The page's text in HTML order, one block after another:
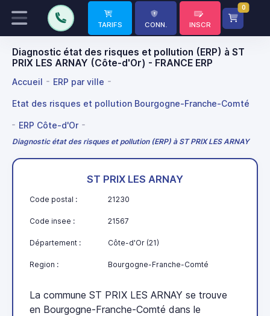
TARIFS CONN. INSCR
0
Diagnostic état des risques et pollution (ERP) à ST
PRIX LES ARNAY (Côte-d'Or) - FRANCE ERP
Accueil ERP par ville
Etat des risques et pollution Bourgogne-Franche-Comté
ERP Côte-d'Or
Diagnostic état des risques et pollution (ERP) à ST PRIX LES ARNAY
ST PRIX LES ARNAY
Code postal : 21230
Code insee : 21567
Département : Côte-d'Or (21)
Region : Bourgogne-Franche-Comté
La commune ST PRIX LES ARNAY se trouve
en Bourgogne-Franche-Comté dans le